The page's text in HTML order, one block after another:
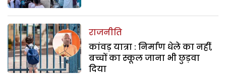
राजनीति
कांवड़ यात्रा : निर्माण धेले का नहीं,
बच्चों का स्कूल जाना भी छुड़वा
दिया